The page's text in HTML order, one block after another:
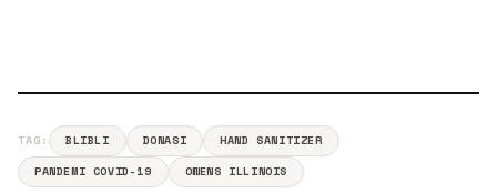
TAG: BLIBLI DONASI
HAND SANITIZER
PANDEMI COVID-19
OWENS ILLINOIS